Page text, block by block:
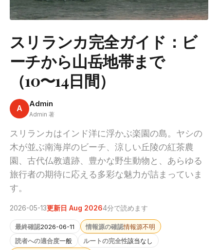
スリランカ完全ガイド：ビ
ーチから山岳地帯まで
（10〜14日間）
A Admin
Admin 著
スリランカはインド洋に浮かぶ楽園の島。ヤシの
木が並ぶ南海岸のビーチ、涼しい丘陵の紅茶農
園、古代仏教遺跡、豊かな野生動物と、あらゆる
旅行者の期待に応える多彩な魅力が詰まっていま
す。
2026-05-13更新日 Aug 20264分で読めます
最終確認2026-06-11 情報源の確認情報源不明
読者への適合度一般 ルートの完全性該当なし